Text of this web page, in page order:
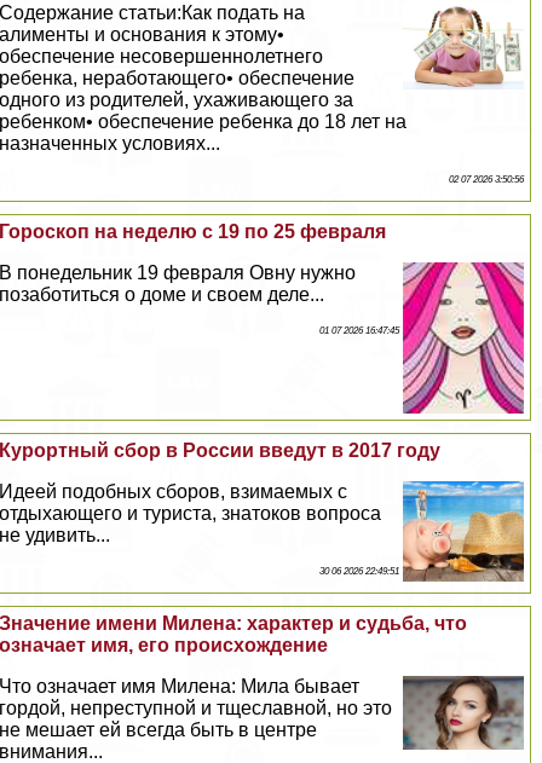
Содержание статьи:Как подать на
алименты и основания к этому•
обеспечение несовершеннолетнего
ребенка, неработающего• обеспечение
одного из родителей, ухаживающего за
ребенком• обеспечение ребенка до 18 лет на
назначенных условиях...
02 07 2026 3:50:56
Гороскоп на неделю с 19 по 25 февраля
В понедельник 19 февраля Овну нужно
позаботиться о доме и своем деле...
01 07 2026 16:47:45
Курортный сбор в России введут в 2017 году
Идеей подобных сборов, взимаемых с
отдыхающего и туриста, знатоков вопроса
не удивить...
30 06 2026 22:49:51
Значение имени Милена: хаpaктер и судьба, что
означает имя, его происхождение
Что означает имя Милена: Мила бывает
гордой, непреступной и тщеславной, но это
не мешает ей всегда быть в центре
внимания...